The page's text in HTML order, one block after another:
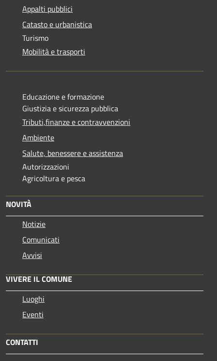
Appalti pubblici
Catasto e urbanistica
Turismo
Mobilità e trasporti
Educazione e formazione
Giustizia e sicurezza pubblica
Tributi,finanze e contravvenzioni
Ambiente
Salute, benessere e assistenza
Autorizzazioni
Agricoltura e pesca
NOVITÀ
Notizie
Comunicati
Avvisi
VIVERE IL COMUNE
Luoghi
Eventi
CONTATTI